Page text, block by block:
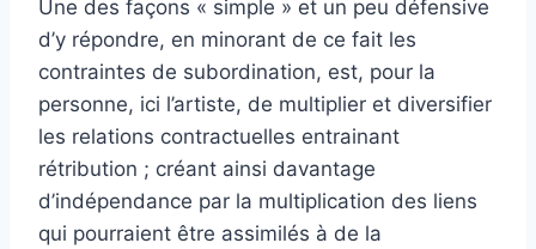
Une des façons « simple » et un peu défensive
d’y répondre, en minorant de ce fait les
contraintes de subordination, est, pour la
personne, ici l’artiste, de multiplier et diversifier
les relations contractuelles entrainant
rétribution ; créant ainsi davantage
d’indépendance par la multiplication des liens
qui pourraient être assimilés à de la